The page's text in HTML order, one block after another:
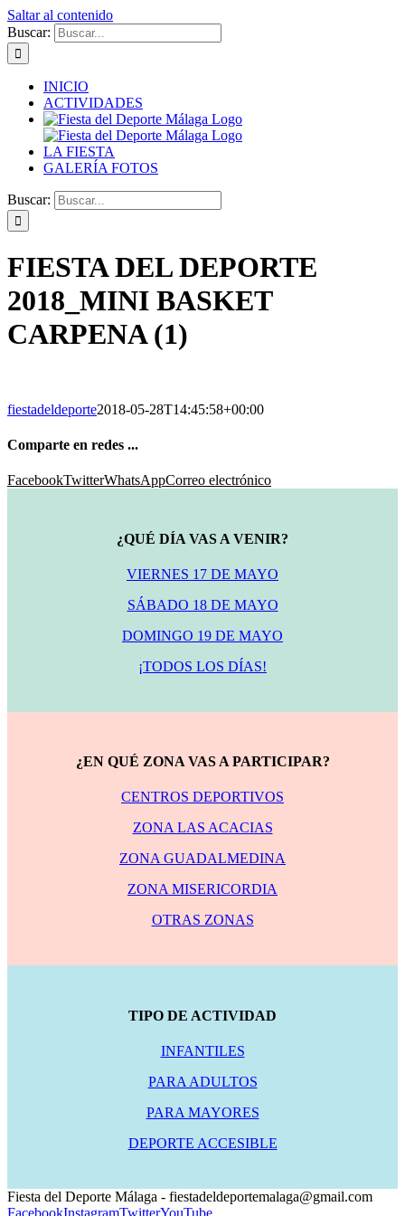
Saltar al contenido
Buscar:
INICIO
ACTIVIDADES
LA FIESTA
GALERÍA FOTOS
Buscar:
FIESTA DEL DEPORTE
2018_MINI BASKET
CARPENA (1)
fiestadeldeporte2018-05-28T14:45:58+00:00
Comparte en redes ...
FacebookTwitterWhatsAppCorreo electrónico
¿QUÉ DÍA VAS A VENIR?
VIERNES 17 DE MAYO
SÁBADO 18 DE MAYO
DOMINGO 19 DE MAYO
¡TODOS LOS DÍAS!
¿EN QUÉ ZONA VAS A PARTICIPAR?
CENTROS DEPORTIVOS
ZONA LAS ACACIAS
ZONA GUADALMEDINA
ZONA MISERICORDIA
OTRAS ZONAS
TIPO DE ACTIVIDAD
INFANTILES
PARA ADULTOS
PARA MAYORES
DEPORTE ACCESIBLE
Fiesta del Deporte Málaga - fiestadeldeportemalaga@gmail.com
FacebookInstagramTwitterYouTube